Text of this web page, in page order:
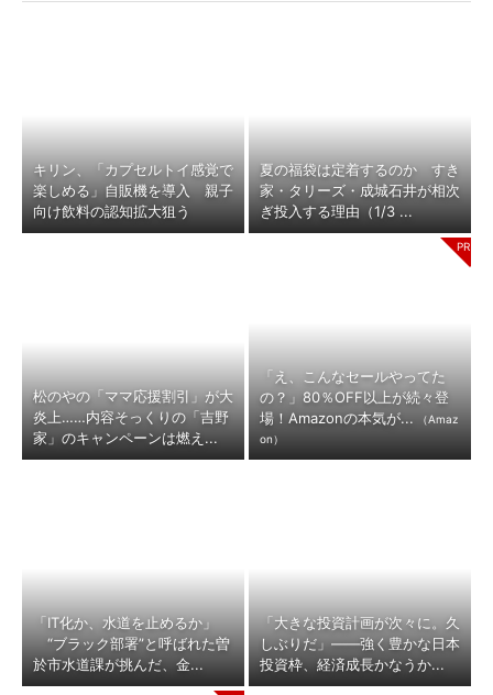
キリン、「カプセルトイ感覚で
楽しめる」自販機を導入 親子
向け飲料の認知拡大狙う
夏の福袋は定着するのか すき
家・タリーズ・成城石井が相次
ぎ投入する理由（1/3 ...
松のやの「ママ応援割引」が大
炎上……内容そっくりの「吉野
家」のキャンペーンは燃え...
「え、こんなセールやってた
の？」80％OFF以上が続々登
場！Amazonの本気が...
（Amaz
on）
「IT化か、水道を止めるか」
“ブラック部署”と呼ばれた曽
於市水道課が挑んだ、金...
「大きな投資計画が次々に。久
しぶりだ」――強く豊かな日本
投資枠、経済成長かなうか...